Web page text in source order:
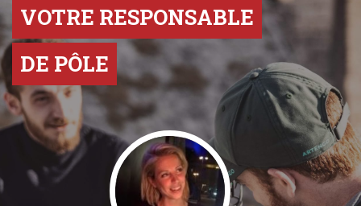
VOTRE RESPONSABLE
DE PÔLE